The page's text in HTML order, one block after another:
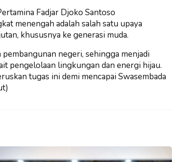
Fadjar Djoko Santoso
menengah adalah salah satu upaya
khususnya ke generasi muda.
negeri, sehingga menjadi
pengelolaan lingkungan dan energi hijau.
tugas ini demi mencapai Swasembada